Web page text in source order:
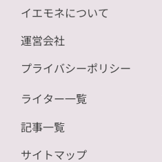
イエモネについて
運営会社
プライバシーポリシー
ライター一覧
記事一覧
サイトマップ